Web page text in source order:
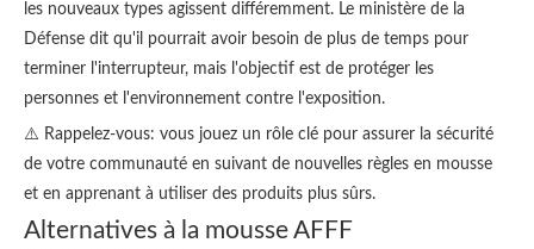
les nouveaux types agissent différemment. Le ministère de la
Défense dit qu'il pourrait avoir besoin de plus de temps pour
terminer l'interrupteur, mais l'objectif est de protéger les
personnes et l'environnement contre l'exposition.
⚠️ Rappelez-vous: vous jouez un rôle clé pour assurer la sécurité
de votre communauté en suivant de nouvelles règles en mousse
et en apprenant à utiliser des produits plus sûrs.
Alternatives à la mousse AFFF